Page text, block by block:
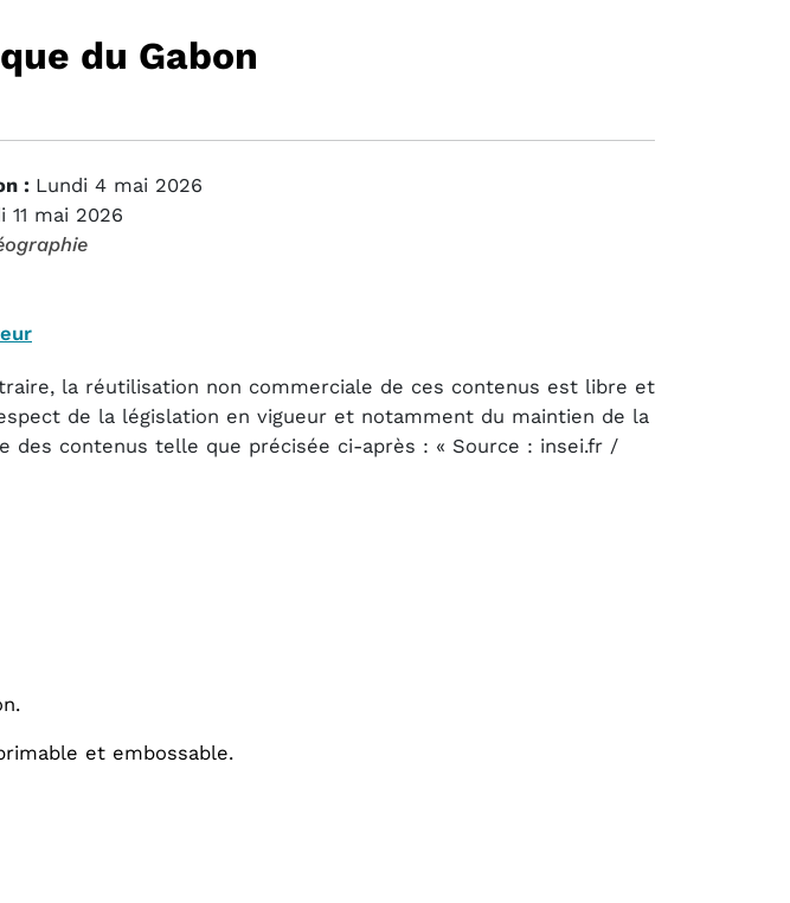
du Gabon
: Lundi 4 mai 2026
11 mai 2026
la réutilisation non commerciale de ces contenus est libre et
de la législation en vigueur et notamment du maintien de la
des contenus telle que précisée ci-après : « Source : insei.fr /
et embossable.